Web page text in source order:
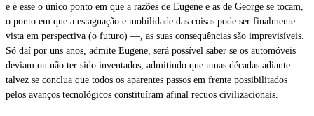
e é esse o único ponto em que a razões de Eugene e as de George se tocam,
o ponto em que a estagnação e mobilidade das coisas pode ser finalmente
vista em perspectiva (o futuro) —, as suas consequências são imprevisíveis.
Só daí por uns anos, admite Eugene, será possível saber se os automóveis
deviam ou não ter sido inventados, admitindo que umas décadas adiante
talvez se conclua que todos os aparentes passos em frente possibilitados
pelos avanços tecnológicos constituíram afinal recuos civilizacionais.